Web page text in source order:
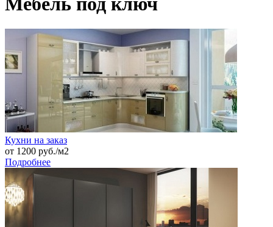
Кухни на заказ
от 1200 руб./м2
Подробнее